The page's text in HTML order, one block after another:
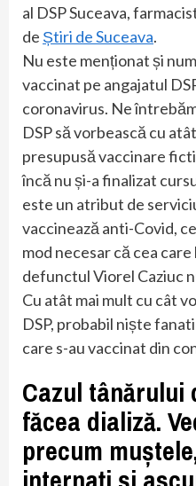
al DSP Suceava,
de Știri de Suceava.
Nu este menționat și
vaccinat pe angajatul
coronavirus. Ne
DSP să vorbească cu
presupusă vaccinare
încă nu și-a finalizat
este un atribut de
vaccinează anti-Covid,
mod necesar că cea
defunctul Viorel Caziuc
Cu atât mai mult cu cât
DSP, probabil niște
care s-au vaccinat din
Cazul tânărului
făcea dializă.
precum